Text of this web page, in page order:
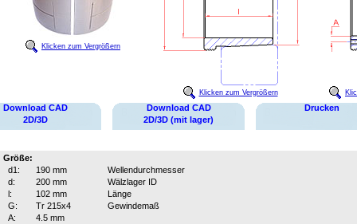
Klicken zum Vergrößern
Klicken zum Vergrößern
Download CAD
2D/3D
Download CAD
2D/3D (mit lager)
Drucken
Größe:
d1:
190 mm
Wellendurchmesser
d:
200 mm
Wälzlager ID
l:
102 mm
Länge
G:
Tr 215x4
Gewindemaß
A:
4.5 mm